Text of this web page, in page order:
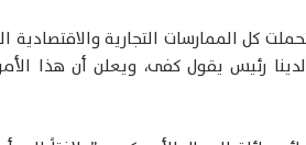
كل الممارسات التجارية
مرة منذ ربما 40 عاماً، لدينا رئيس يقول كفى،